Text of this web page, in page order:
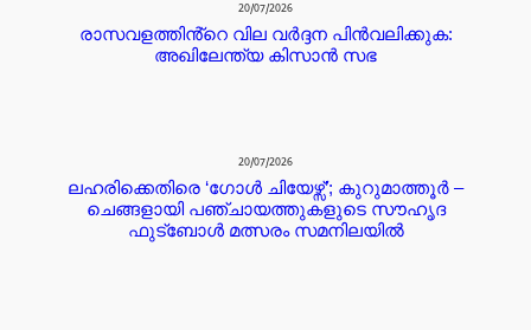
20/07/2026
രാസവളത്തിൻ്റെ വില വർദ്ദന പിൻവലിക്കുക:
അഖിലേന്ത്യ കിസാൻ സഭ
20/07/2026
ലഹരിക്കെതിരെ ‘ഗോൾ ചിയേഴ്സ്’; കുറുമാത്തൂർ –
ചെങ്ങളായി പഞ്ചായത്തുകളുടെ സൗഹൃദ
ഫുട്ബോൾ മത്സരം സമനിലയിൽ